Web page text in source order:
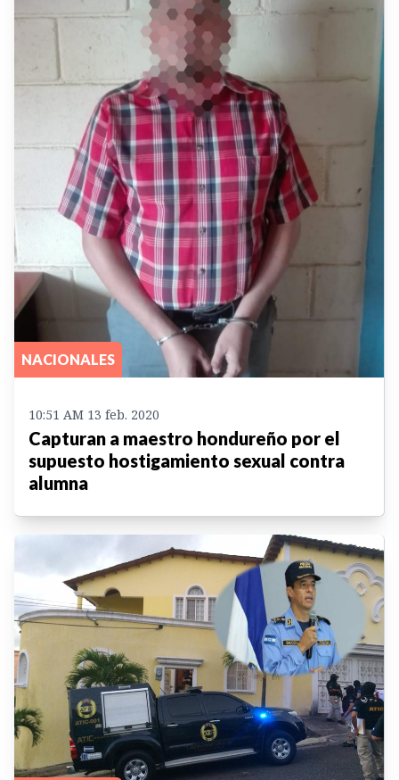
NACIONALES
10:51 AM 13 feb. 2020
Capturan a maestro hondureño por el
supuesto hostigamiento sexual contra
alumna